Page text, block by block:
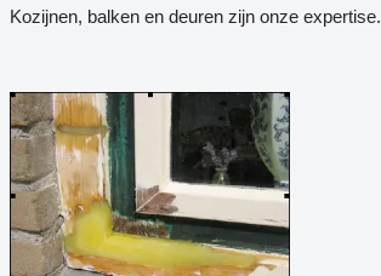
Kozijnen, balken en deuren zijn onze expertise.